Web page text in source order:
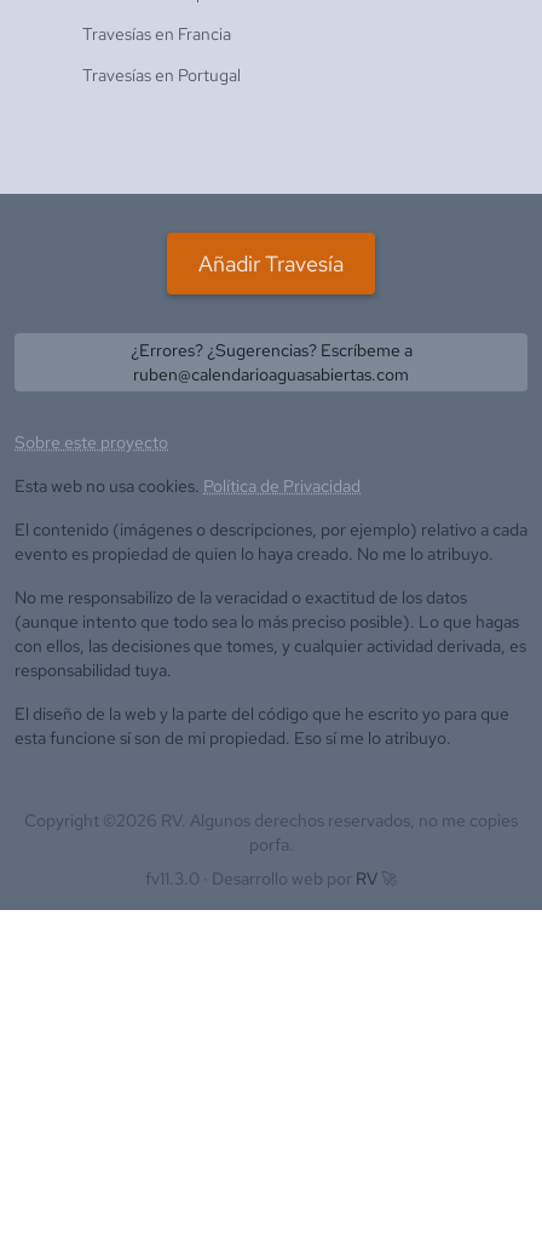
Travesías en Francia
Travesías en Portugal
Añadir Travesía
¿Errores? ¿Sugerencias? Escríbeme a
ruben@calendarioaguasabiertas.com
Sobre este proyecto
Esta web no usa cookies. Política de Privacidad
El contenido (imágenes o descripciones, por ejemplo) relativo a cada
evento es propiedad de quien lo haya creado. No me lo atribuyo.
No me responsabilizo de la veracidad o exactitud de los datos
(aunque intento que todo sea lo más preciso posible). Lo que hagas
con ellos, las decisiones que tomes, y cualquier actividad derivada, es
responsabilidad tuya.
El diseño de la web y la parte del código que he escrito yo para que
esta funcione sí son de mi propiedad. Eso sí me lo atribuyo.
Copyright ©2026 RV. Algunos derechos reservados, no me copies
porfa.
fv11.3.0 · Desarrollo web por RV 🚀